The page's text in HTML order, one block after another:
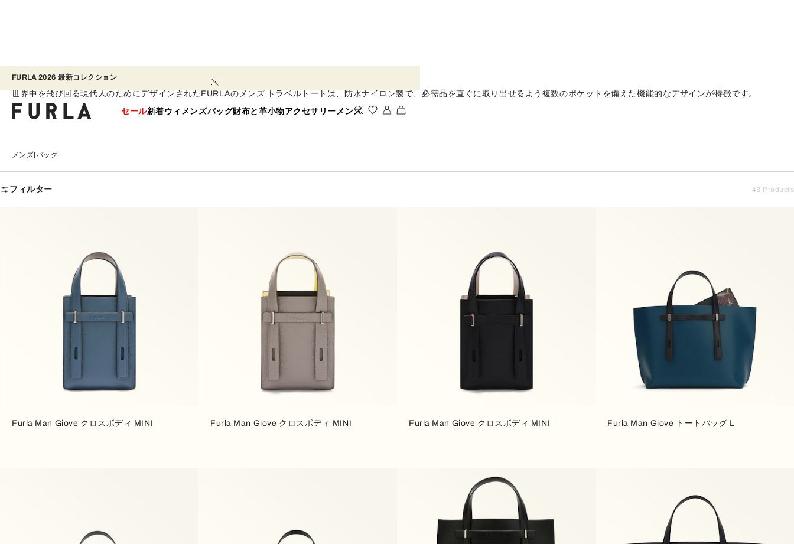
FURLA 2026 最新コレクション​
セール新着ウィメンズバッグ財布と革小物アクセサリーメンズ
バッグ
世界中を飛び回る現代人のためにデザインされたFURLAのメンズ トラベルトートは、防水ナイロン製で、必需品を直ぐに取り出せるよう複数のポケットを備えた機能的なデザインが特徴です。
メンズ バッグ
フィルター 48 Products
Furla Man Giove クロスボディ MINI Furla Man Giove クロスボディ MINI Furla Man Giove クロスボディ MINI Furla Man Giove トートバッグ L